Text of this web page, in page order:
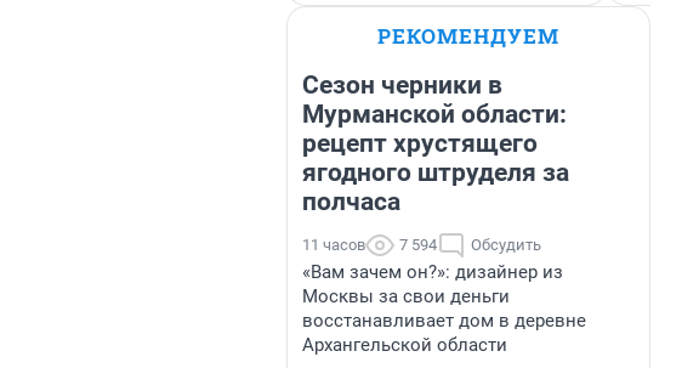
РЕКОМЕНДУЕМ
Сезон черники в
Мурманской области:
рецепт хрустящего
ягодного штруделя за
полчаса
11 часов 7 594 Обсудить
«Вам зачем он?»: дизайнер из
Москвы за свои деньги
восстанавливает дом в деревне
Архангельской области